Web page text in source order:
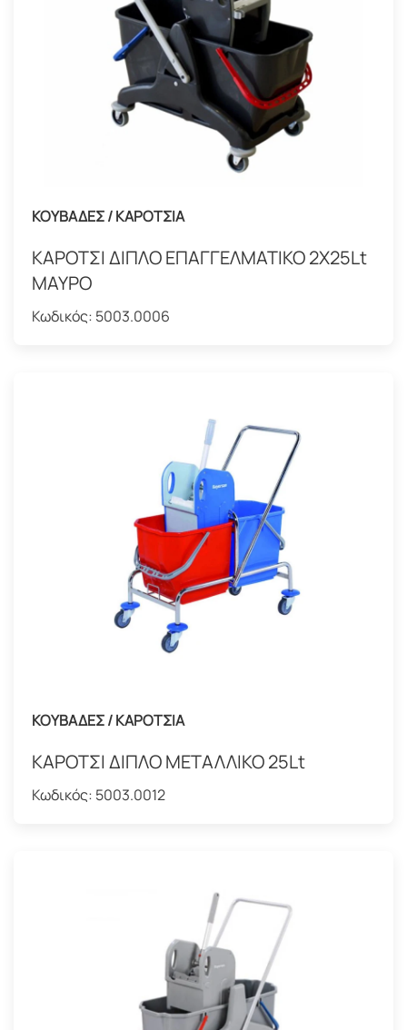
ΚΟΥΒΑΔΕΣ / ΚΑΡΟΤΣΙΑ
ΚΑΡΟΤΣΙ ΔΙΠΛΟ ΕΠΑΓΓΕΛΜΑΤΙΚΟ 2X25Lt
ΜΑΥΡΟ
Κωδικός: 5003.0006
ΚΟΥΒΑΔΕΣ / ΚΑΡΟΤΣΙΑ
ΚΑΡΟΤΣΙ ΔΙΠΛΟ ΜΕΤΑΛΛΙΚΟ 25Lt
Κωδικός: 5003.0012